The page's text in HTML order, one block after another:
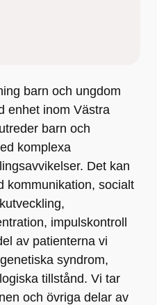
barn och ungdom
enhet inom Västra
barn och
komplexa
Det kan
kommunikation, socialt
impulskontroll
av patienterna vi
syndrom,
tillstånd. Vi tar
och övriga delar av